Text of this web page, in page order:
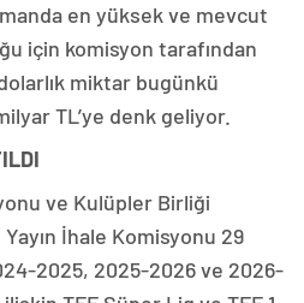
en yüksek ve mevcut
için komisyon tarafından
miktar bugünkü
TL’ye denk geliyor.
ve Kulüpler Birliği
İhale Komisyonu 29
2025, 2025-2026 ve 2026-